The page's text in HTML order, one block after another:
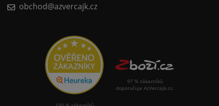
obchod@azvercajk.cz
97 % zákazníků
doporučuje AzVercajk.cz.